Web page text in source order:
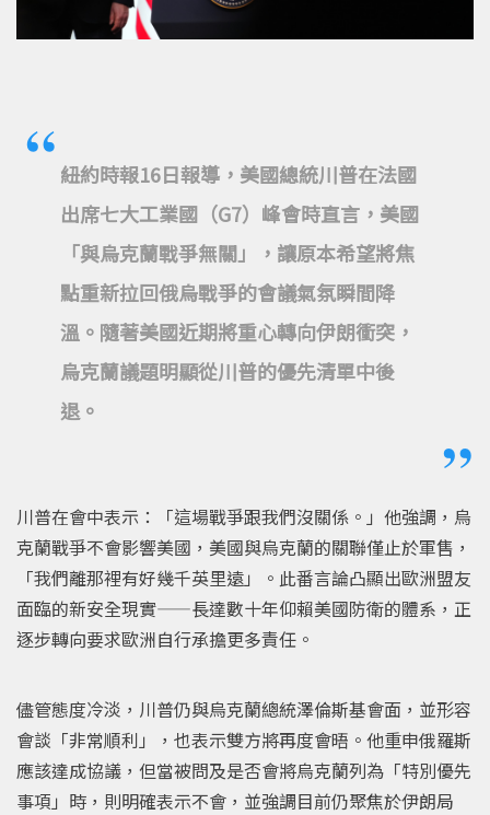
紐約時報16日報導，美國總統川普在法國
出席七大工業國（G7）峰會時直言，美國
「與烏克蘭戰爭無關」，讓原本希望將焦
點重新拉回俄烏戰爭的會議氣氛瞬間降
溫。隨著美國近期將重心轉向伊朗衝突，
烏克蘭議題明顯從川普的優先清單中後
退。
川普在會中表示：「這場戰爭跟我們沒關係。」他強調，烏
克蘭戰爭不會影響美國，美國與烏克蘭的關聯僅止於軍售，
「我們離那裡有好幾千英里遠」。此番言論凸顯出歐洲盟友
面臨的新安全現實——長達數十年仰賴美國防衛的體系，正
逐步轉向要求歐洲自行承擔更多責任。
儘管態度冷淡，川普仍與烏克蘭總統澤倫斯基會面，並形容
會談「非常順利」，也表示雙方將再度會晤。他重申俄羅斯
應該達成協議，但當被問及是否會將烏克蘭列為「特別優先
事項」時，則明確表示不會，並強調目前仍聚焦於伊朗局